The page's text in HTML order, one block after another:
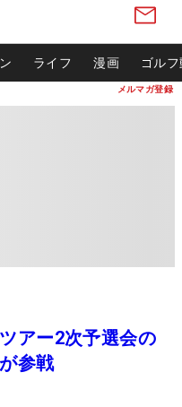
メルマガ登録
ライフ 漫画 ゴル
アー2次予選会の
参戦